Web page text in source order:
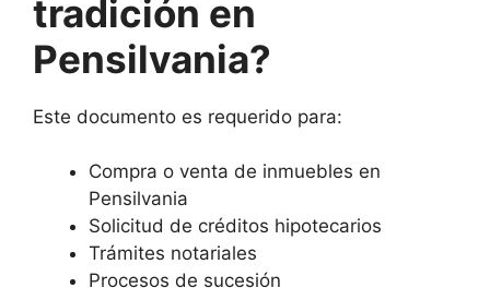
tradición en
Pensilvania?
Este documento es requerido para:
Compra o venta de inmuebles en
Pensilvania
Solicitud de créditos hipotecarios
Trámites notariales
Procesos de sucesión